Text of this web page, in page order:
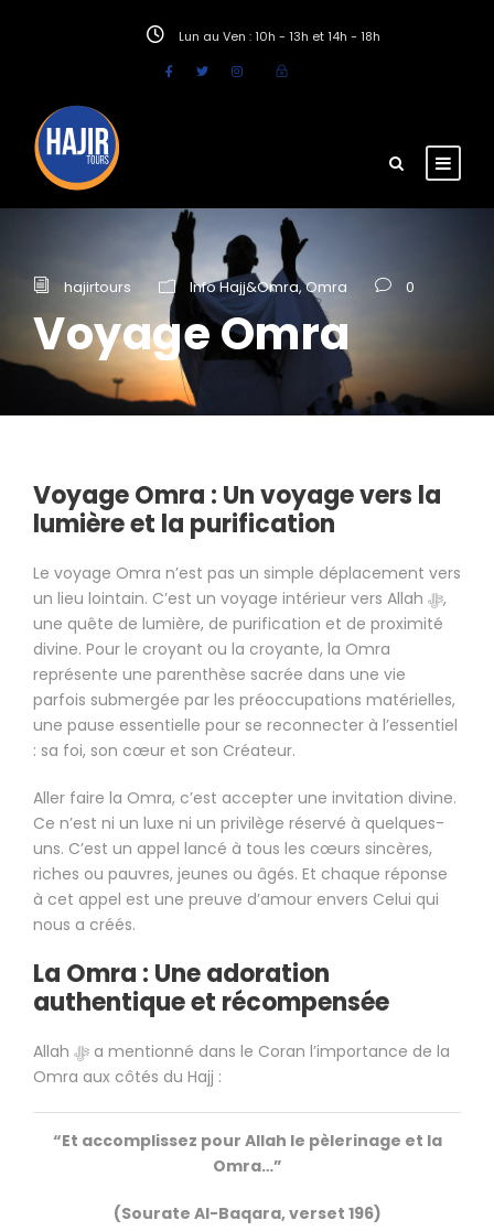
Lun au Ven : 10h - 13h et 14h - 18h
hajirtours Info Hajj&Omra,Omra 0
Voyage Omra
Voyage Omra : Un voyage vers la
lumière et la purification
Le voyage Omra n’est pas un simple déplacement vers
un lieu lointain. C’est un voyage intérieur vers Allah ﷻ,
une quête de lumière, de purification et de proximité
divine. Pour le croyant ou la croyante, la Omra
représente une parenthèse sacrée dans une vie
parfois submergée par les préoccupations matérielles,
une pause essentielle pour se reconnecter à l’essentiel
: sa foi, son cœur et son Créateur.
Aller faire la Omra, c’est accepter une invitation divine.
Ce n’est ni un luxe ni un privilège réservé à quelques-
uns. C’est un appel lancé à tous les cœurs sincères,
riches ou pauvres, jeunes ou âgés. Et chaque réponse
à cet appel est une preuve d’amour envers Celui qui
nous a créés.
La Omra : Une adoration
authentique et récompensée
Allah ﷻ a mentionné dans le Coran l’importance de la
Omra aux côtés du Hajj :
“Et accomplissez pour Allah le pèlerinage et la
Omra…”
(Sourate Al-Baqara, verset 196)